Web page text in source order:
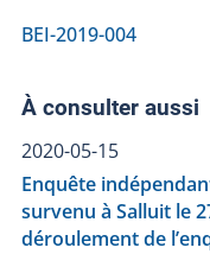
BEI-2019-004
À consulter aussi
2020-05-15
Enquête
survenu à Salluit le
déroulement de